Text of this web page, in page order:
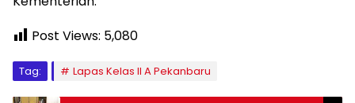
Post Views: 5,080
Tag: Lapas Kelas II A Pekanbaru